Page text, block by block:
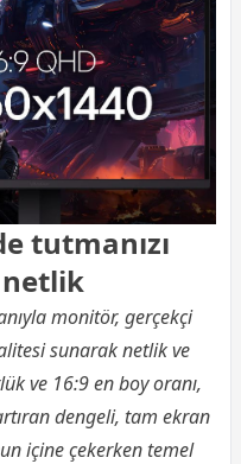
tutmanızı
monitör, gerçekçi
sunarak netlik ve
ve 16:9 en boy oranı,
dengeli, tam ekran
içine çekerken temel